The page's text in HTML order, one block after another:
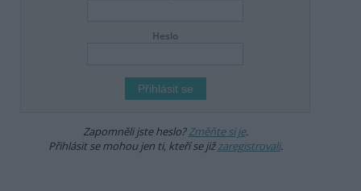
Heslo
Zapomněli jste heslo?Změňte si je.
Přihlásit se mohou jen ti, kteří se jižzaregistrovali.